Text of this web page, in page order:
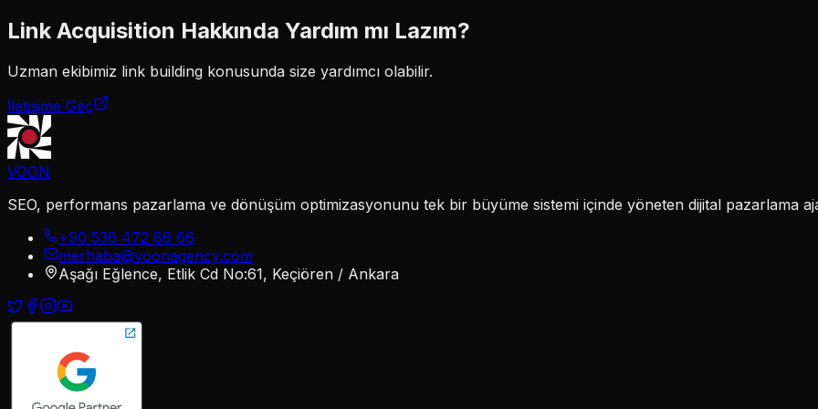
Link Acquisition Hakkında Yardım mı Lazım?
Uzman ekibimiz link building konusunda size yardımcı olabilir.
İletişime Geç
VOON
SEO, performans pazarlama ve dönüşüm optimizasyonunu tek bir büyüme sistemi içinde yöneten dijital pazarlama
+90 536 472 86 66
merhaba@voonagency.com
Aşağı Eğlence, Etlik Cd No:61, Keçiören / Ankara